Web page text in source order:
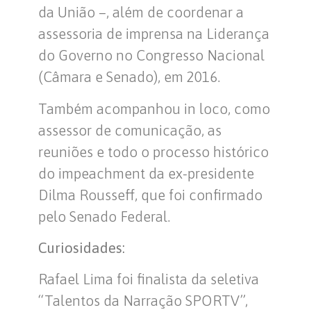
da União –, além de coordenar a
assessoria de imprensa na Liderança
do Governo no Congresso Nacional
(Câmara e Senado), em 2016.
Também acompanhou in loco, como
assessor de comunicação, as
reuniões e todo o processo histórico
do impeachment da ex-presidente
Dilma Rousseff, que foi confirmado
pelo Senado Federal.
Curiosidades:
Rafael Lima foi finalista da seletiva
“Talentos da Narração SPORTV”,